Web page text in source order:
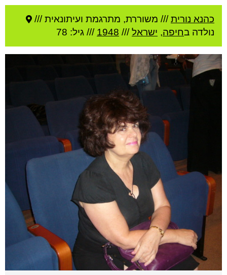
כהנא נורית/// משוררת, מתרגמת ועיתונאית ///
נולדה בחיפה, ישראל///
1948 /// גיל: 78